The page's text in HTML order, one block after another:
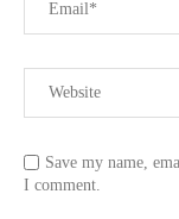
Save my name,
I comment.